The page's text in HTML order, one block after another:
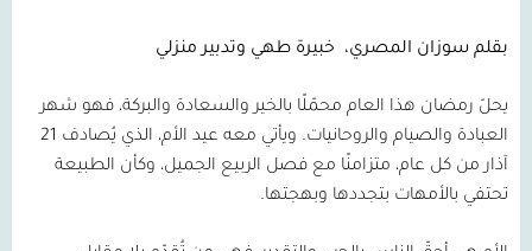
بقلم سوزان المصري، خبيرة طهي وتدبير منزلي
يحلّ رمضان هذا العام محمّلًا بالخير والسعادة والبركة، فهو شهر
العبادة والصيام والروحانيات. ويأتي معه عيد الأم، الذي يُصادف 21
آذار من كل عام، متزامنًا مع فصل الربيع الجميل، وكأن الطبيعة
تحتفي بالأمهات بتجددها وبهجتها.